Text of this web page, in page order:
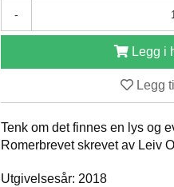
-
Legg i
Legg
Tenk om det finnes en lys og
Romerbrevet skrevet av Leiv
Utgivelsesår: 2018